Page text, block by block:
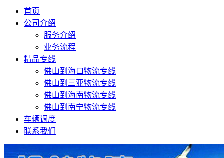
首页
公司介绍
服务介绍
业务流程
精品专线
佛山到海口物流专线
佛山到三亚物流专线
佛山到海南物流专线
佛山到南宁物流专线
车辆调度
联系我们